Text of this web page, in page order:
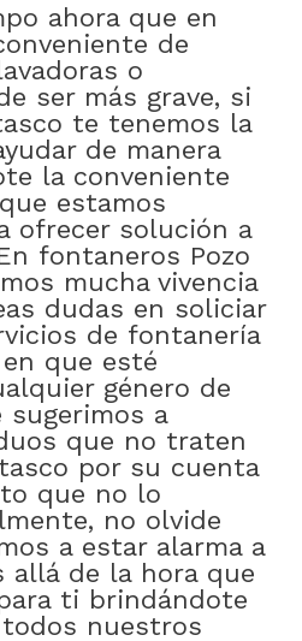
ahora que en
de
o
ser más grave, si
te tenemos la
de manera
la conveniente
estamos
ofrecer solución a
fontaneros Pozo
mucha vivencia
dudas en soliciar
de fontanería
que esté
género de
sugerimos a
que no traten
por su cuenta
que no lo
no olvide
a estar alarma a
allá de la hora que
ti brindándote
nuestros